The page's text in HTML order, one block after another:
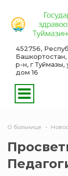
452756,
Башкортостан,
р-н, г Туймазы,
дом 16
О больнице